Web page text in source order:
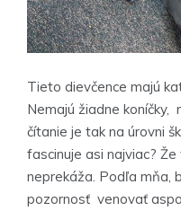
Tieto dievčence majú
Nemajú žiadne koníčky,
čítanie je tak na úrovni
fascinuje asi najviac?
neprekáža. Podľa mňa,
pozornosť venovať